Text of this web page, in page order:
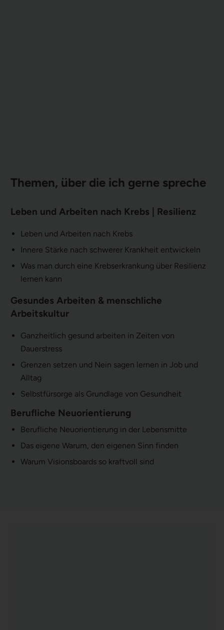
Themen, über die ich gerne spreche
Leben und Arbeiten nach Krebs | Resilienz
Leben und Arbeiten nach Krebs
Innere Stärke nach schwerer Krankheit entwickeln
Was man durch eine Krebserkrankung über Resilienz
lernen kann
Gesundes Arbeiten & menschliche
Arbeitskultur
Ganzheitlich gesund arbeiten in Zeiten von
Dauerstress
Grenzen setzen und Nein sagen lernen in Job und
Alltag
Selbstfürsorge als Grundlage von Gesundheit
Berufliche Neuorientierung
Berufliche Neuorientierung in der Lebensmitte
Das eigene Warum, den eigenen Sinn finden
Warum Visionsboards so kraftvoll sind